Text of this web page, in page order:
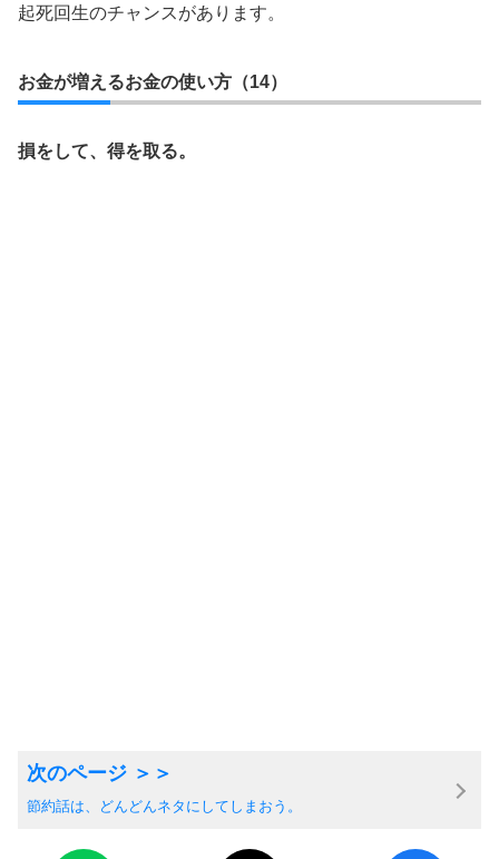
起死回生のチャンスがあります。
お金が増えるお金の使い方（14）
損をして、得を取る。
節約話は、どんどんネタにしてしまおう。